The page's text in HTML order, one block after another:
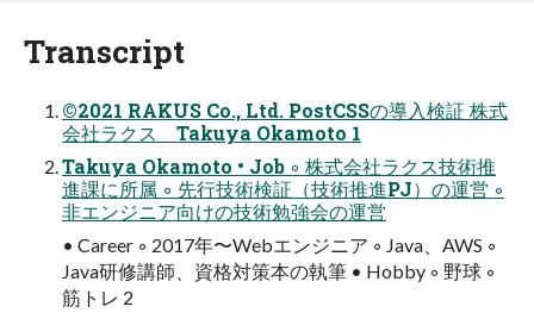
Transcript
©2021 RAKUS Co., Ltd. PostCSSの導入検証 株式
会社ラクス Takuya Okamoto 1
Takuya Okamoto • Job ◦ 株式会社ラクス技術推
進課に所属 ◦ 先行技術検証（技術推進PJ）の運営 ◦
非エンジニア向けの技術勉強会の運営
• Career ◦ 2017年〜Webエンジニア ◦ Java、AWS ◦
Java研修講師、資格対策本の執筆 • Hobby ◦ 野球 ◦
筋トレ 2